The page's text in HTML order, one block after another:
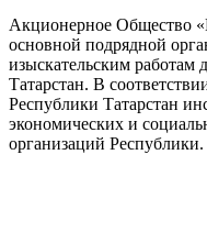
Акционерное Общество
основной подрядной
изыскательским работам
Татарстан. В
Республики Татарстан
экономических и
организаций Республики.